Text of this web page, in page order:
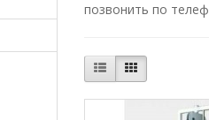
позвонить по